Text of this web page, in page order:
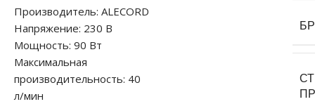
Производитель: ALECORD
Напряжение: 230 В
Мощность: 90 Вт
Максимальная
производительность: 40
л/мин